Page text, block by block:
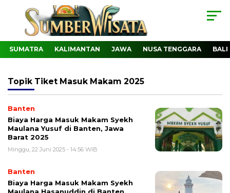
SUMATRA KALIMANTAN JAWA NUSA TENGGARA BALI
Topik Tiket Masuk Makam 2025
Banten
Biaya Harga Masuk Makam Syekh
Maulana Yusuf di Banten, Jawa
Barat 2025
Minggu, 22 Juni 2025 - 14:56 WIB
Banten
Biaya Harga Masuk Makam Syekh